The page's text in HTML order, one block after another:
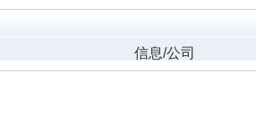
信息/公司